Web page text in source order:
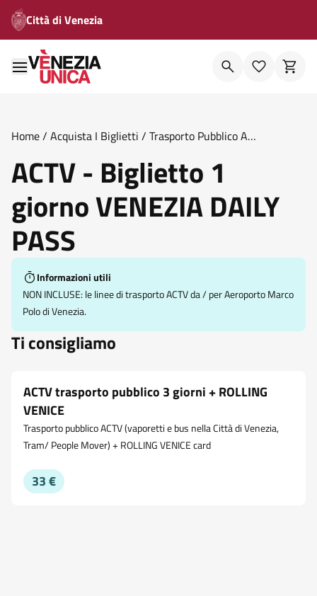
Città di Venezia
Home/ Acquista I Biglietti / Trasporto Pubblico A
ACTV - Biglietto 1
giorno VENEZIA DAILY
PASS
Informazioni utili
NON INCLUSE: le linee di trasporto ACTV da / per Aeroporto Marco
Polo di Venezia.
Ti consigliamo
ACTV trasporto pubblico 3 giorni + ROLLING
VENICE
Trasporto pubblico ACTV (vaporetti e bus nella Città di Venezia,
Tram/ People Mover) + ROLLING VENICE card
33 €